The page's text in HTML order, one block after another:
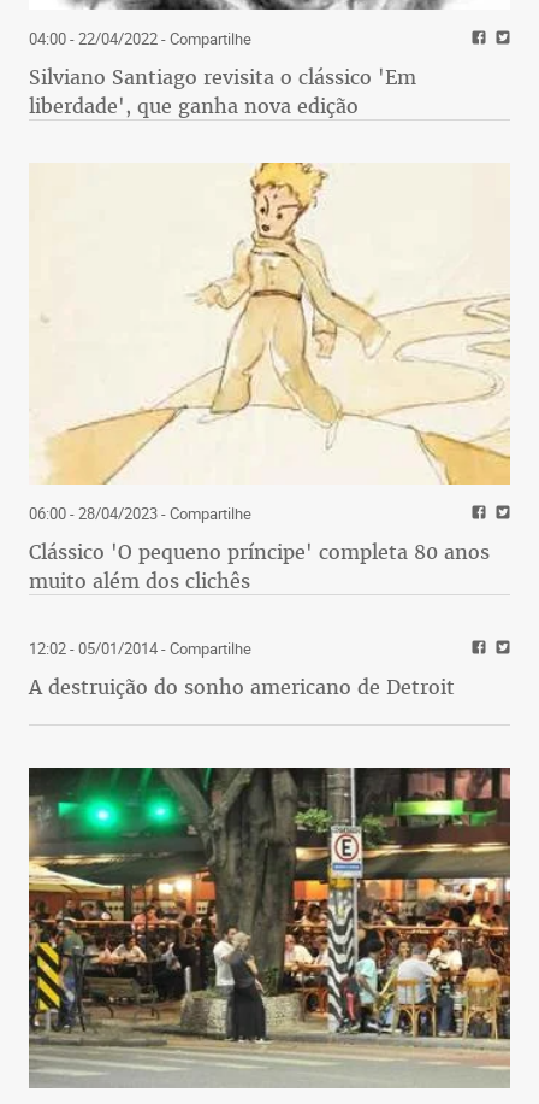
04:00 - 22/04/2022- Compartilhe
Silviano Santiago revisita o clássico 'Em
liberdade', que ganha nova edição
06:00 - 28/04/2023- Compartilhe
Clássico 'O pequeno príncipe' completa 80 anos
muito além dos clichês
12:02 - 05/01/2014- Compartilhe
A destruição do sonho americano de Detroit